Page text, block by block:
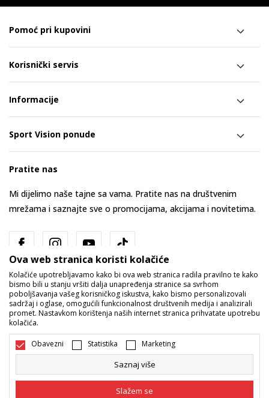
Pomoć pri kupovini
Korisnički servis
Informacije
Sport Vision ponude
Pratite nas
Mi dijelimo naše tajne sa vama. Pratite nas na društvenim
mrežama i saznajte sve o promocijama, akcijama i novitetima.
Bosna i Hercegovina Promijenite
Ova web stranica koristi kolačiće
Kolačiće upotrebljavamo kako bi ova web stranica radila pravilno te kako
bismo bili u stanju vršiti dalja unapređenja stranice sa svrhom
poboljšavanja vašeg korisničkog iskustva, kako bismo personalizovali
sadržaj i oglase, omogućili funkcionalnost društvenih medija i analizirali
promet. Nastavkom korištenja naših internet stranica prihvatate upotrebu
kolačića.
Obavezni Statistika Marketing
Saznaj više
Slažem se